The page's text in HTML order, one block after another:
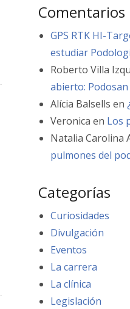
Comentarios
GPS RTK HI-
estudiar
Roberto Villa
abierto: Podosan
Alícia Balsells en
Veronica en Los
Natalia Carolina
pulmones del
Categorías
Curiosidades
Divulgación
Eventos
La carrera
La clínica
Legislación